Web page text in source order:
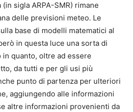
(in sigla ARPA-SMR) rimane
delle previsioni meteo. Le
base di modelli matematici al
in questa luce una sorta di
quanto, oltre ad essere
da tutti e per gli usi più
punto di partenza per ulteriori
aggiungendo alle informazioni
altre informazioni provenienti da